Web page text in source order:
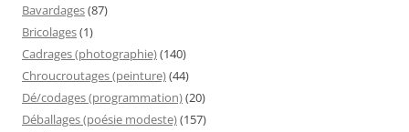
Bavardages(87)
Bricolages(1)
Cadrages (photographie)(140)
Chroucroutages (peinture)(44)
Dé/codages (programmation)(20)
Déballages (poésie modeste)(157)